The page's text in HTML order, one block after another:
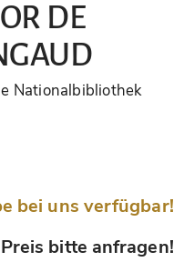
DE
Nationalbibliothek
bei uns verfügbar!
Preis bitte anfragen!